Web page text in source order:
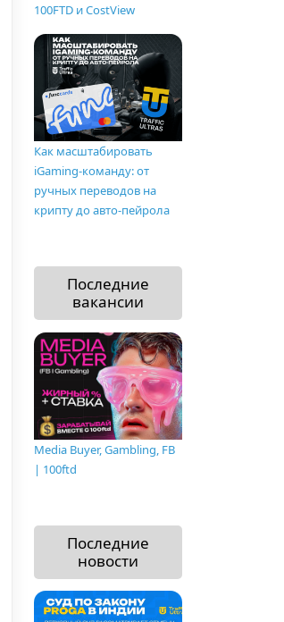
100FTD и CostView
Как масштабировать
iGaming-команду: от
ручных переводов на
крипту до авто-пейрола
Последние
вакансии
Media Buyer, Gambling, FB
| 100ftd
Последние
новости